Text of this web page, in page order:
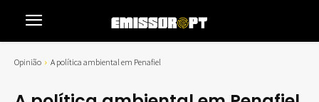
Opinião A política ambiental em Penafiel